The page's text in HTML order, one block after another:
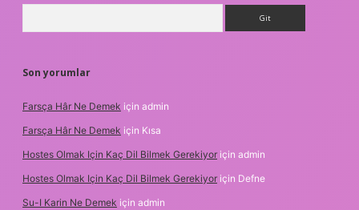
Son yorumlar
Farsça Hâr Ne Demek için admin
Farsça Hâr Ne Demek için Kısa
Hostes Olmak Için Kaç Dil Bilmek Gerekiyor için admin
Hostes Olmak Için Kaç Dil Bilmek Gerekiyor için Defne
Su-I Karin Ne Demek için admin